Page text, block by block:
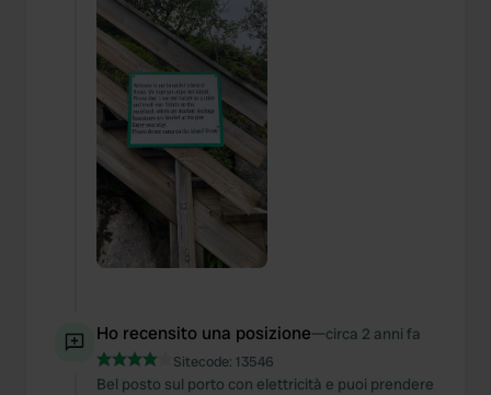
Ho recensito una posizione—circa 2 anni fa
Sitecode: 13546
Bel posto sul porto con elettricità e puoi prendere